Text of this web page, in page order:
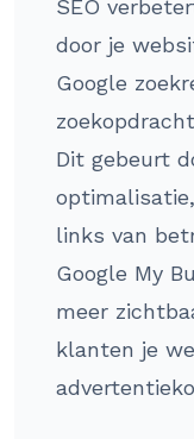
SEO
door je
Google
Dit gebeurt
links van
Google My
meer
klanten je